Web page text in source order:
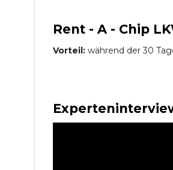
Rent - A - Chip
Vorteil: während der 30